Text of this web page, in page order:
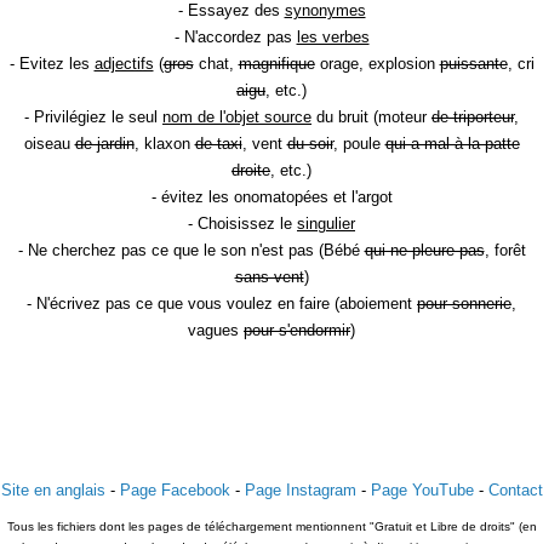
- Essayez des synonymes
- N'accordez pas les verbes
- Evitez les adjectifs (groschat,magnifiqueorage, explosionpuissante, cri
aigu, etc.)
- Privilégiez le seul nom de l'objet source du bruit (moteur de triporteur,
oiseaude jardin, klaxonde taxi, ventdu soir, poulequi a mal à la patte
droite, etc.)
- évitez les onomatopées et l'argot
- Choisissez le singulier
- Ne cherchez pas ce que le son n'est pas (Bébéqui ne pleure pas, forêt
sans vent)
- N'écrivez pas ce que vous voulez en faire (aboiement pour sonnerie,
vagues pour s'endormir)
Site en anglais - Page Facebook- Page Instagram - Page YouTube- Contact
Tous les fichiers dont les pages de téléchargement mentionnent "Gratuit et Libre de droits" (en